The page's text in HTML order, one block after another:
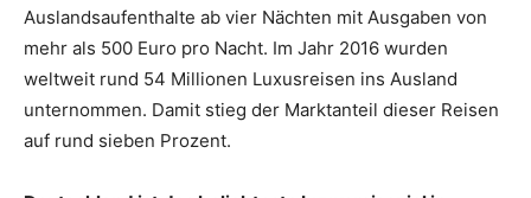
Auslandsaufenthalte ab vier Nächten mit Ausgaben von
mehr als 500 Euro pro Nacht. Im Jahr 2016 wurden
weltweit rund 54 Millionen Luxusreisen ins Ausland
unternommen. Damit stieg der Marktanteil dieser Reisen
auf rund sieben Prozent.